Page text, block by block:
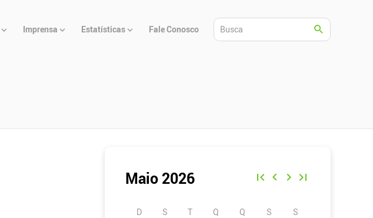
Imprensa Estatísticas Fale Conosco
Maio 2026
D S T Q Q S S